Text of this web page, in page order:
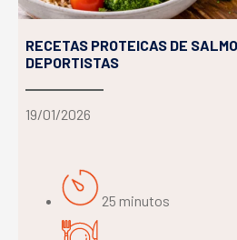
RECETAS PROTEICAS DE
DEPORTISTAS
19/01/2026
25 minutos